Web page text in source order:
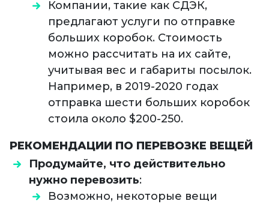
Компании, такие как СДЭК,
предлагают услуги по отправке
больших коробок. Стоимость
можно рассчитать на их сайте,
учитывая вес и габариты посылок.
Например, в 2019-2020 годах
отправка шести больших коробок
стоила около $200-250.
РЕКОМЕНДАЦИИ ПО ПЕРЕВОЗКЕ ВЕЩЕЙ
Продумайте, что действительно
нужно перевозить:
Возможно, некоторые вещи